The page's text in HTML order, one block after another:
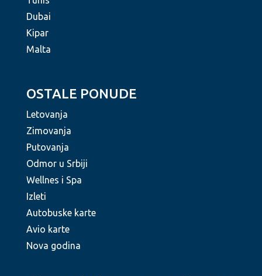
Dubai
Kipar
Malta
OSTALE PONUDE
Letovanja
Zimovanja
Putovanja
Odmor u Srbiji
Wellnes i Spa
Izleti
Autobuske karte
Avio karte
Nova godina